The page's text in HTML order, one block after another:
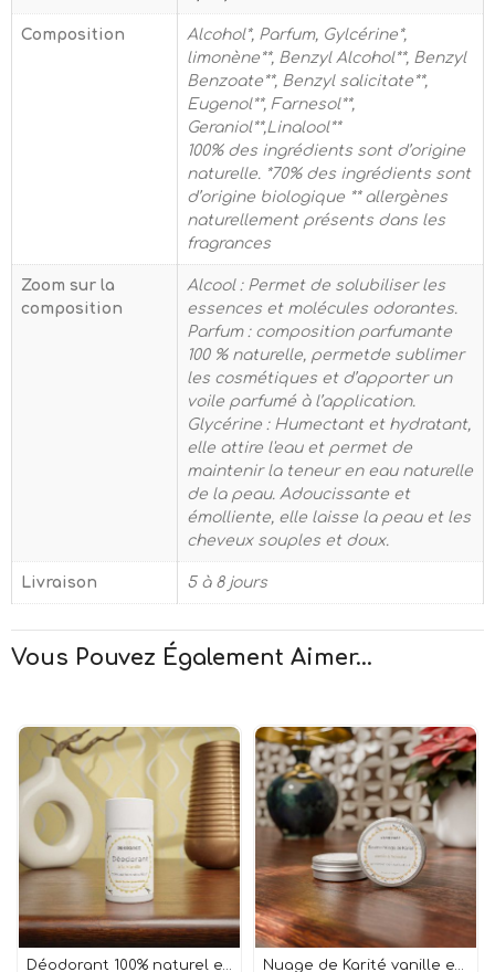
Composition
Alcohol*, Parfum, Gylcérine*,
limonène**, Benzyl Alcohol**, Benzyl
Benzoate**, Benzyl salicitate**,
Eugenol**, Farnesol**,
Geraniol**,Linalool**
100% des ingrédients sont d’origine
naturelle. *70% des ingrédients sont
d’origine biologique ** allergènes
naturellement présents dans les
fragrances
Zoom sur la
composition
Alcool : Permet de solubiliser les
essences et molécules odorantes.
Parfum : composition parfumante
100 % naturelle, permetde sublimer
les cosmétiques et d’apporter un
voile parfumé à l’application.
Glycérine : Humectant et hydratant,
elle attire l'eau et permet de
maintenir la teneur en eau naturelle
de la peau. Adoucissante et
émolliente, elle laisse la peau et les
cheveux souples et doux.
Livraison 5 à 8 jours
Vous Pouvez Également Aimer...